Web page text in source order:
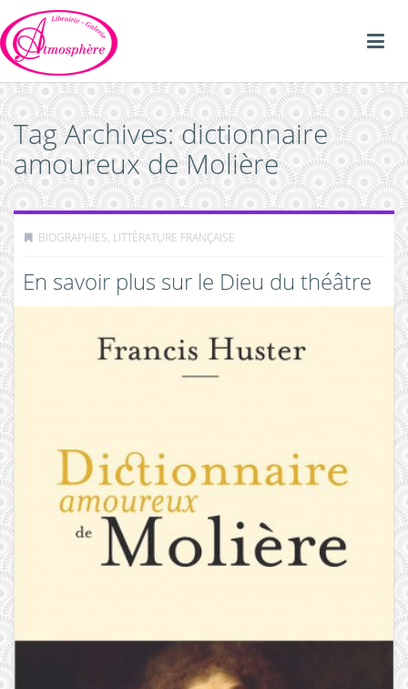
Tag Archives: dictionnaire
amoureux de Molière
BIOGRAPHIES, LITTÉRATURE FRANÇAISE
En savoir plus sur le Dieu du théâtre